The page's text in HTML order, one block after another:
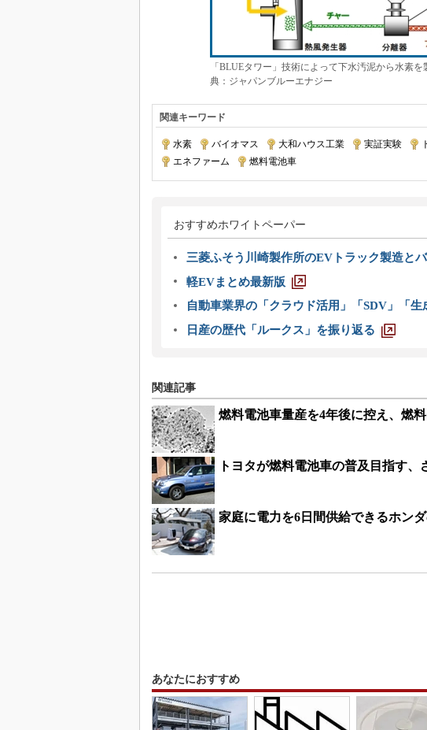
「BLUEタワー」技術によって下水汚泥から水素
典：ジャパンブルーエナジー
関連キーワード
水素 バイオマス 大和ハウス工業 実証実験
エネファーム
燃料電池車
おすすめホワイトペーパー
三菱ふそう川崎製作所のEVトラック製造と
軽EVまとめ最新版
自動車業界の「クラウド活用」「SDV」「
日産の歴代「ルークス」を振り返る
関連記事
燃料電池車量産を4年後に控え、燃
トヨタが燃料電池車の普及目指す、
家庭に電力を6日間供給できるホン
あなたにおすすめ